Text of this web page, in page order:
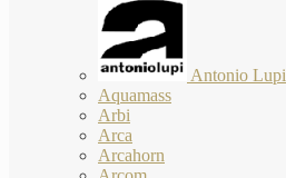
Antonio Lupi
Aquamass
Arbi
Arca
Arcahorn